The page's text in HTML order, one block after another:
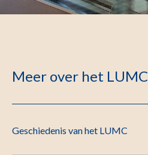
Meer over het LUMC
Geschiedenis van het LUMC